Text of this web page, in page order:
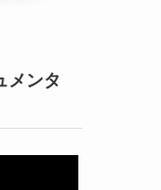
メンタ